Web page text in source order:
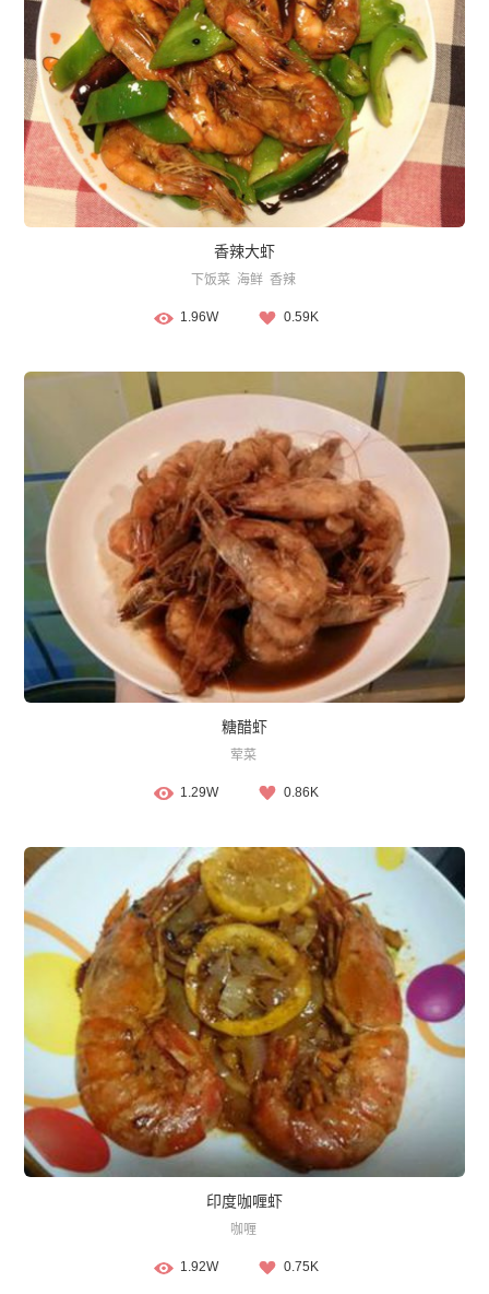
香辣大虾
下饭菜 海鲜 香辣
1.96W 0.59K
糖醋虾
荤菜
1.29W 0.86K
印度咖喱虾
咖喱
1.92W 0.75K